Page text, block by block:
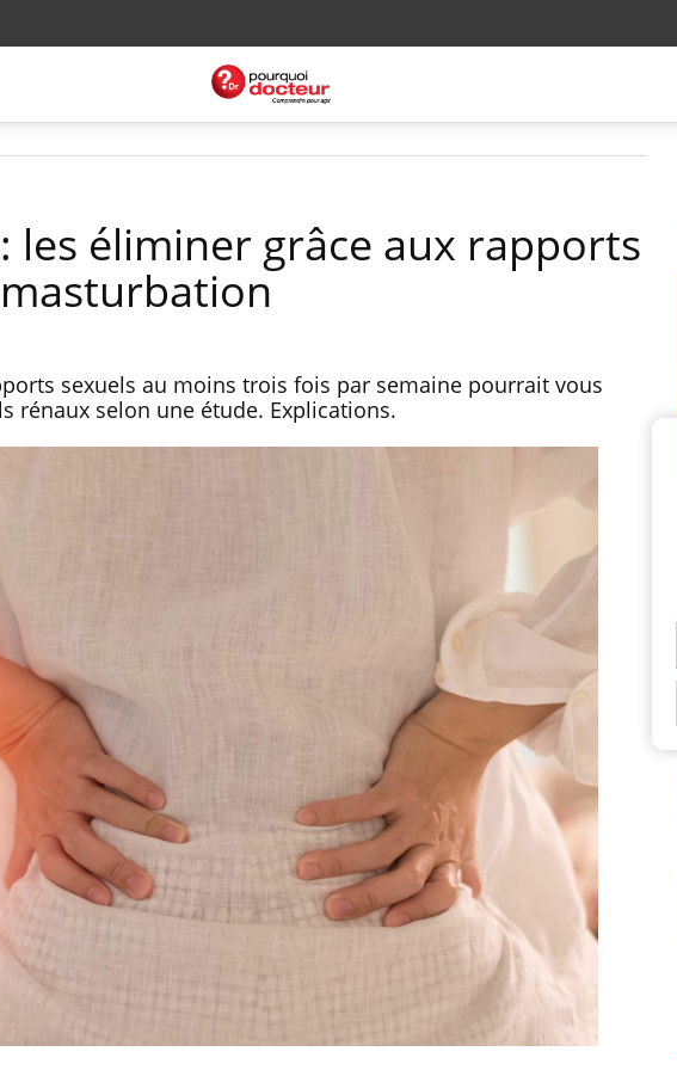
les éliminer grâce aux rapports
sexuels au moins trois fois par semaine pourrait vous
rénaux selon une étude. Explications.
Grossesse à risque : ce jus
naturel attire l'attention
des chercheurs
Comment oublier les
écrans en vacances ?
Toujours connectés :
comment le travail
empiète de plus en plus
sur nos soirées
Cancer colorectal : une
stratégie simple aurait
changé la donne au Pays
basque
Chikungunya, dengue,
West Nile : que se passe-
t-il dans le sud de la
Les médicaments GLP-1
protègent-ils aussi les os